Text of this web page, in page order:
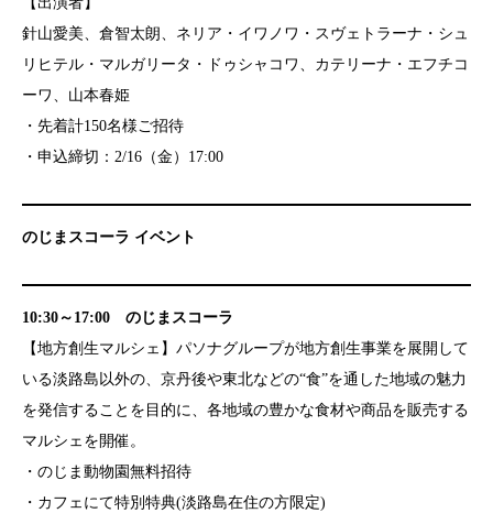
針山愛美、倉智太朗、ネリア・イワノワ・スヴェトラーナ・シュ
リヒテル・マルガリータ・ドゥシャコワ、カテリーナ・エフチコ
ーワ、山本春姫
・先着計150名様ご招待
・申込締切：2/16（金）17:00
のじまスコーラ イベント
10:30～17:00 のじまスコーラ
【地方創生マルシェ】パソナグループが地方創生事業を展開して
いる淡路島以外の、京丹後や東北などの“食”を通した地域の魅力
を発信することを目的に、各地域の豊かな食材や商品を販売する
マルシェを開催。
・のじま動物園無料招待
・カフェにて特別特典(淡路島在住の方限定)